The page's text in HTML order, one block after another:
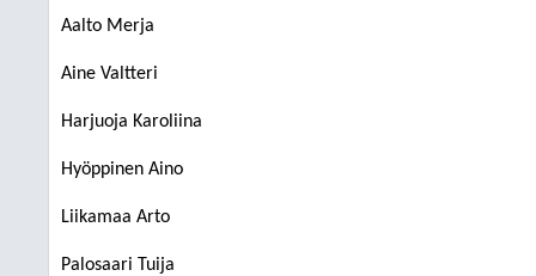
Aalto Merja
Aine Valtteri
Harjuoja Karoliina
Hyöppinen Aino
Liikamaa Arto
Palosaari Tuija